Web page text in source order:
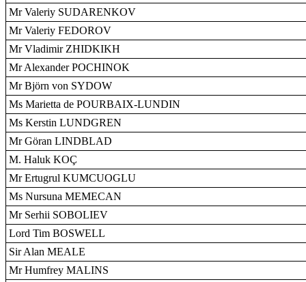
Mr Valeriy SUDARENKOV
Mr Valeriy FEDOROV
Mr Vladimir ZHIDKIKH
Mr Alexander POCHINOK
Mr Björn von SYDOW
Ms Marietta de POURBAIX-LUNDIN
Ms Kerstin LUNDGREN
Mr Göran LINDBLAD
M. Haluk KOÇ
Mr Ertugrul KUMCUOGLU
Ms Nursuna MEMECAN
Mr Serhii SOBOLIEV
Lord Tim BOSWELL
Sir Alan MEALE
Mr Humfrey MALINS